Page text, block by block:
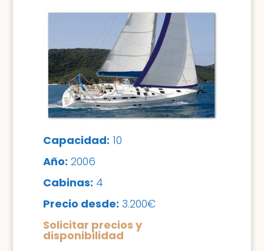
Capacidad: 10
Año: 2006
Cabinas: 4
Precio desde: 3.200€
Solicitar precios y
disponibilidad